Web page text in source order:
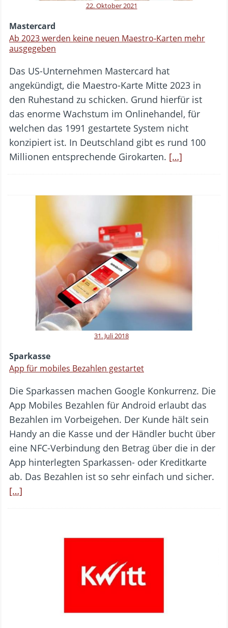
22. Oktober 2021
Mastercard
Ab 2023 werden keine neuen Maestro-Karten mehr
ausgegeben
Das US-Unternehmen Mastercard hat
angekündigt, die Maestro-Karte Mitte 2023 in
den Ruhestand zu schicken. Grund hierfür ist
das enorme Wachstum im Onlinehandel, für
welchen das 1991 gestartete System nicht
konzipiert ist. In Deutschland gibt es rund 100
Millionen entsprechende Girokarten. […]
31. Juli 2018
Sparkasse
App für mobiles Bezahlen gestartet
Die Sparkassen machen Google Konkurrenz. Die
App Mobiles Bezahlen für Android erlaubt das
Bezahlen im Vorbeigehen. Der Kunde hält sein
Handy an die Kasse und der Händler bucht über
eine NFC-Verbindung den Betrag über die in der
App hinterlegten Sparkassen- oder Kreditkarte
ab. Das Bezahlen ist so sehr einfach und sicher.
[…]